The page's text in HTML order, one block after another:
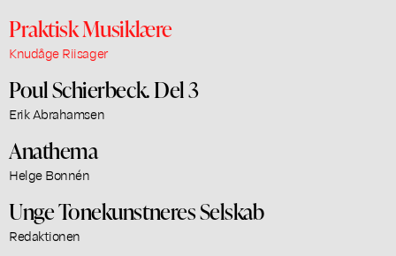
Praktisk Musiklære
Knudåge Riisager
Poul Schierbeck. Del 3
Erik Abrahamsen
Anathema
Helge Bonnén
Unge Tonekunstneres Selskab
Redaktionen